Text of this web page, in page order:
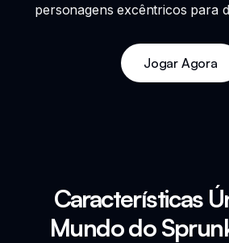
personagens excêntricos para
Jogar Agora
Características
Mundo do